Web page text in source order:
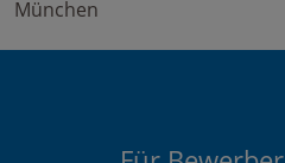
München